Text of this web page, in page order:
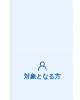
対象となる方